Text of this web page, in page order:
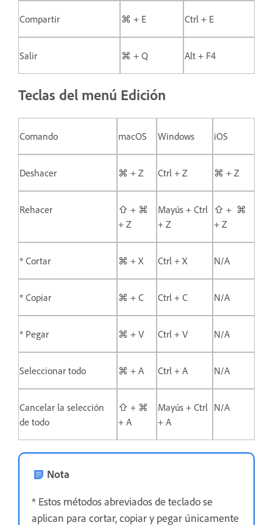
Compartir ⌘ + E Ctrl + E
Salir ⌘ + Q Alt + F4
Teclas del menú Edición
Comando macOS Windows iOS
Deshacer ⌘ + Z Ctrl + Z ⌘ + Z
Rehacer
⇧ + ⌘
+ Z
Mayús + Ctrl
+ Z
⇧ + ⌘
+ Z
* Cortar ⌘ + X Ctrl + X N/A
* Copiar ⌘ + C Ctrl + C N/A
* Pegar ⌘ + V Ctrl + V N/A
Seleccionar todo ⌘ + A Ctrl + A N/A
Cancelar la selección
de todo
⇧ + ⌘
+ A
Mayús + Ctrl
+ A
N/A
Nota
* Estos métodos abreviados de teclado se
aplican para cortar, copiar y pegar únicamente